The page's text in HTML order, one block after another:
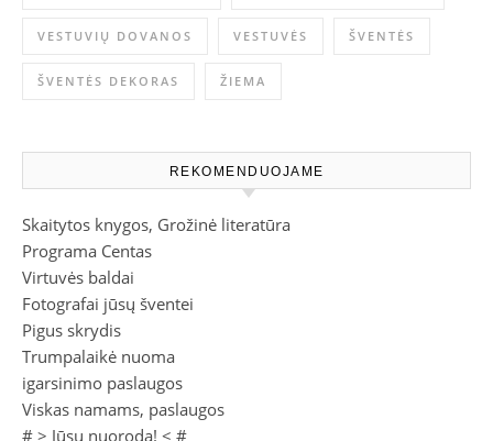
VESTUVIŲ DOVANOS VESTUVĖS ŠVENTĖS
ŠVENTĖS DEKORAS ŽIEMA
REKOMENDUOJAME
Skaitytos knygos, Grožinė literatūra
Programa Centas
Virtuvės baldai
Fotografai jūsų šventei
Pigus skrydis
Trumpalaikė nuoma
igarsinimo paslaugos
Viskas namams, paslaugos
# > Jūsų nuoroda! < #